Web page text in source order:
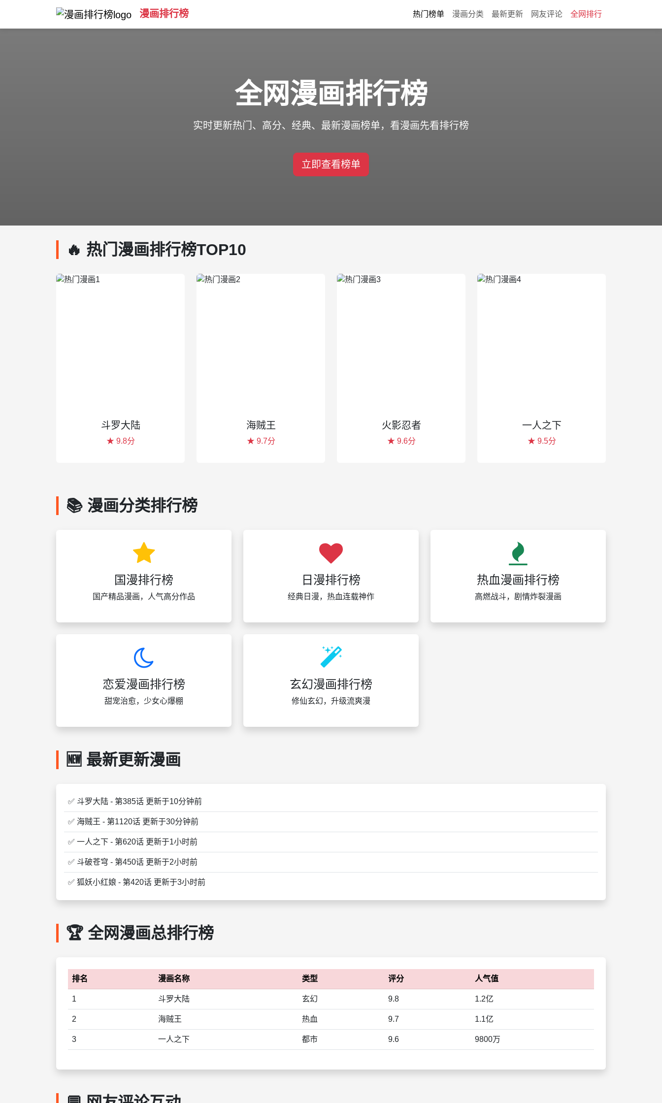
漫画排行榜 热门榜单 漫画分类 最新更新 网友评论 全网排行
全网漫画排行榜
实时更新热门、高分、经典、最新漫画榜单，看漫画先看排行榜
立即查看榜单
🔥 热门漫画排行榜TOP10
斗罗大陆
★ 9.8分
海贼王
★ 9.7分
火影忍者
★ 9.6分
一人之下
★ 9.5分
📚 漫画分类排行榜
国漫排行榜
国产精品漫画，人气高分作品
日漫排行榜
经典日漫，热血连载神作
热血漫画排行榜
高燃战斗，剧情炸裂漫画
恋爱漫画排行榜
甜宠治愈，少女心爆棚
玄幻漫画排行榜
修仙玄幻，升级流爽漫
🆕 最新更新漫画
✅ 斗罗大陆 - 第385话 更新于10分钟前
✅ 海贼王 - 第1120话 更新于30分钟前
✅ 一人之下 - 第620话 更新于1小时前
✅ 斗破苍穹 - 第450话 更新于2小时前
✅ 狐妖小红娘 - 第420话 更新于3小时前
🏆 全网漫画总排行榜
排名 漫画名称 类型 评分 人气值
1 斗罗大陆 玄幻 9.8 1.2亿
2 海贼王 热血 9.7 1.1亿
3 一人之下 都市 9.6 9800万